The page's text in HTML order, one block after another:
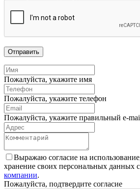
Отправить
Пожалуйста, укажите имя
Пожалуйста, укажите телефон
Пожалуйста, укажите правильный e-
Выражаю согласие на
хранение своих персональных данных
компании.
Пожалуйста, подтвердите согласие